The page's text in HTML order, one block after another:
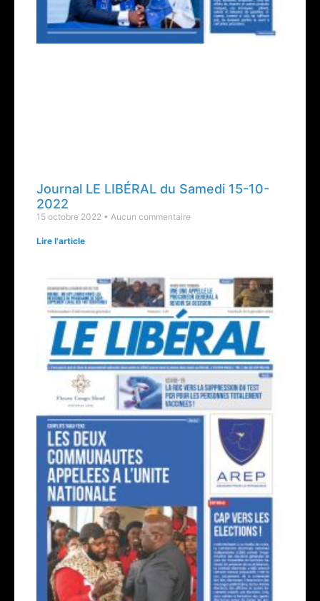
Journal LE LIBÉRAL du Samedi 15-10-
2022
15 octobre 2022 Aucun commentaire
Lire l'article